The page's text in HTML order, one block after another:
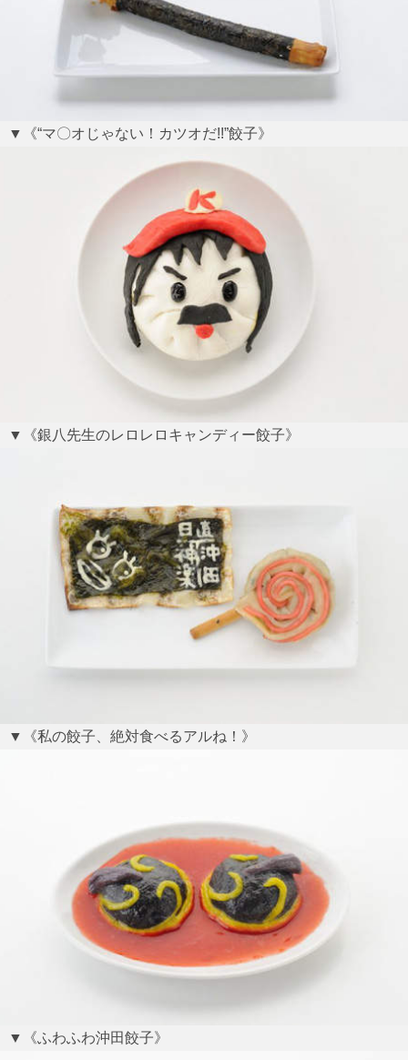
▼《“マ〇オじゃない！カツオだ!!”餃子》
▼《銀八先生のレロレロキャンディー餃子》
▼《私の餃子、絶対食べるアルね！》
▼《ふわふわ沖田餃子》